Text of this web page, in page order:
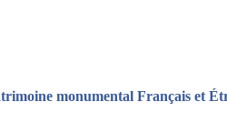
monumental Français et